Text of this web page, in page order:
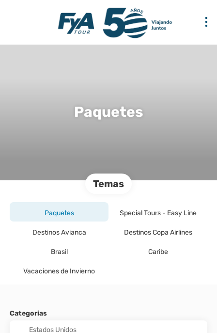
Paquetes
Temas
Paquetes Special Tours - Easy Line
Destinos Avianca Destinos Copa Airlines
Brasil Caribe
Vacaciones de Invierno
Categorias